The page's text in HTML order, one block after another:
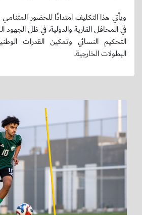
ويأتي هذا التكليف امتدادًا للحضور المتنامي
في المحافل القارية والدولية، في ظل
التحكيم النسائي وتمكين القدرات
البطولات الخارجية.